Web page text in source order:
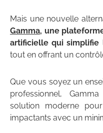
Mais une nouvelle
Gamma, une
artificielle qui simplifie
tout en offrant un
Que vous soyez un
professionnel,
solution moderne
impactants avec un